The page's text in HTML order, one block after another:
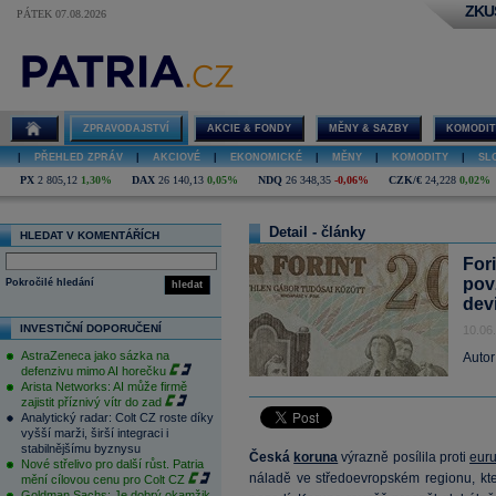
PÁTEK 07.08.2026
ZPRAVODAJSTVÍ AKCIE & FONDY MĚNY & SAZBY
PŘEHLED ZPRÁV AKCIOVÉ EKONOMICKÉ MĚNY KOMODITY
PX 2 805,12 1,30% DAX 26 140,13 0,05% NDQ 26 348,35 -0,06% CZK/€ 24,228 0,02%
HLEDAT V KOMENTÁŘÍCH
hledat
Pokročilé hledání
INVESTIČNÍ DOPORUČENÍ
AstraZeneca jako sázka na
defenzivu mimo AI horečku
Arista Networks: AI může firmě
zajistit příznivý vítr do zad
Analytický radar: Colt CZ roste díky
vyšší marži, širší integraci i
stabilnějšímu byznysu
Nové střelivo pro další růst. Patria
mění cílovou cenu pro Colt CZ
Detail - články
Česká koruna výrazně posílila proti
náladě ve středoevropském regionu,